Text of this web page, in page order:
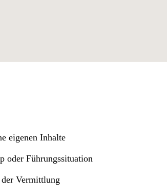
eigenen Inhalte
oder Führungssituation
Vermittlung